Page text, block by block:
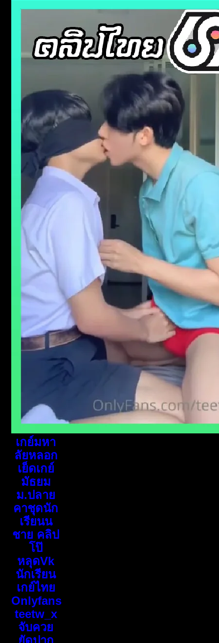
เกย์มหา
ลัยหลอก
เย็ดเกย์
มัธยม
ม.ปลาย
คาชุดนัก
เรียนน
ชาย คลิป
โป๊
หลุดVk
นักเรียน
เกย์ไทย
Onlyfans
teetw_x
จับควย
ยัดปาก